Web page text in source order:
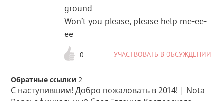
ground
Won’t you please, please help me-ee-
ee
0 УЧАСТВОВАТЬ В ОБСУЖДЕНИИ
Обратные ссылки 2
С наступившим! Добро пожаловать в 2014! | Nota